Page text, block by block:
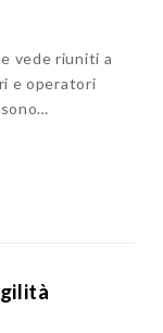
vede riuniti a
e operatori